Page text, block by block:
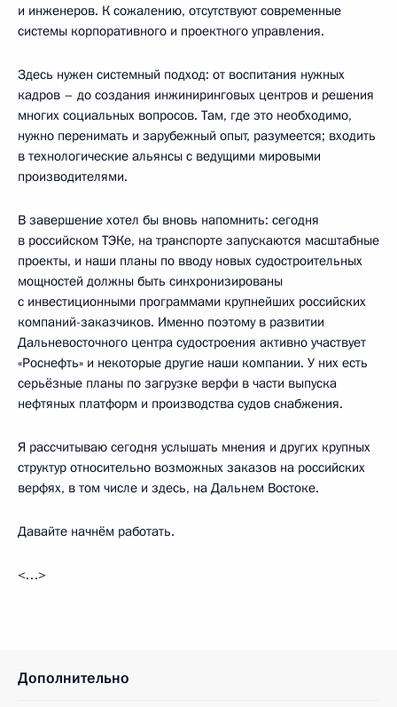
и инженеров. К сожалению, отсутствуют современные
системы корпоративного и проектного управления.
Здесь нужен системный подход: от воспитания нужных
кадров – до создания инжиниринговых центров и решения
многих социальных вопросов. Там, где это необходимо,
нужно перенимать и зарубежный опыт, разумеется; входить
в технологические альянсы с ведущими мировыми
производителями.
В завершение хотел бы вновь напомнить: сегодня
в российском ТЭКе, на транспорте запускаются масштабные
проекты, и наши планы по вводу новых судостроительных
мощностей должны быть синхронизированы
с инвестиционными программами крупнейших российских
компаний-заказчиков. Именно поэтому в развитии
Дальневосточного центра судостроения активно участвует
«Роснефть» и некоторые другие наши компании. У них есть
серьёзные планы по загрузке верфи в части выпуска
нефтяных платформ и производства судов снабжения.
Я рассчитываю сегодня услышать мнения и других крупных
структур относительно возможных заказов на российских
верфях, в том числе и здесь, на Дальнем Востоке.
Давайте начнём работать.
<…>
Дополнительно